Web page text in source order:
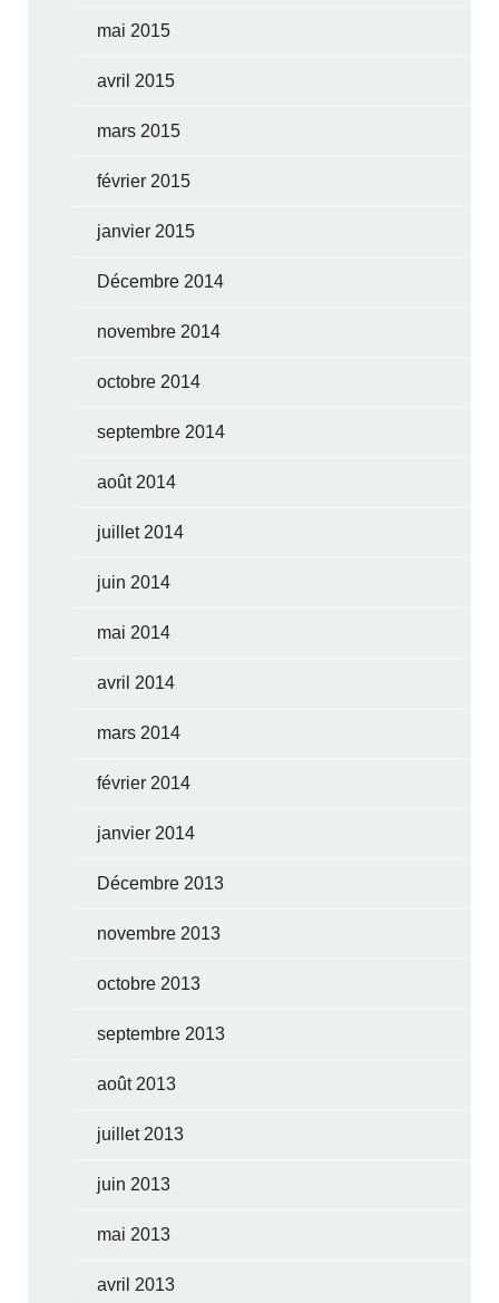
mai 2015
avril 2015
mars 2015
février 2015
janvier 2015
Décembre 2014
novembre 2014
octobre 2014
septembre 2014
août 2014
juillet 2014
juin 2014
mai 2014
avril 2014
mars 2014
février 2014
janvier 2014
Décembre 2013
novembre 2013
octobre 2013
septembre 2013
août 2013
juillet 2013
juin 2013
mai 2013
avril 2013